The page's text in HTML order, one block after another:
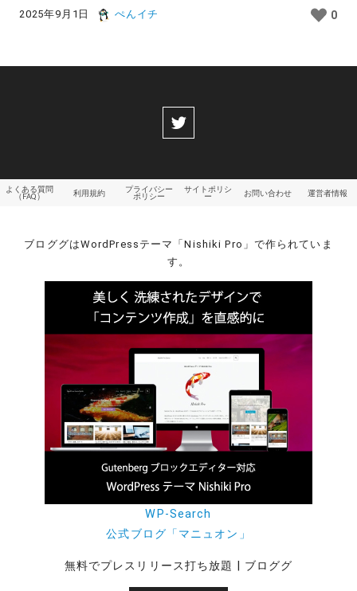
2025年9月1日 ぺんイチ 0
よくある質問
（FAQ）
利用規約
プライバシー
ポリシー
サイトポリシ
ー
お問い合わせ 運営者情報
ブロググはWordPressテーマ「Nishiki Pro」で作られていま
す。
WP-Search
公式ブログ「マニュオン」
無料でプレスリリース打ち放題 | ブロググ